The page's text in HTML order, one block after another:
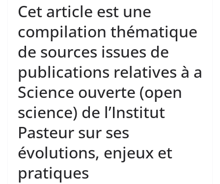
Cet article est une
compilation thématique
de sources issues de
publications relatives à a
Science ouverte (open
science) de l’Institut
Pasteur sur ses
évolutions, enjeux et
pratiques